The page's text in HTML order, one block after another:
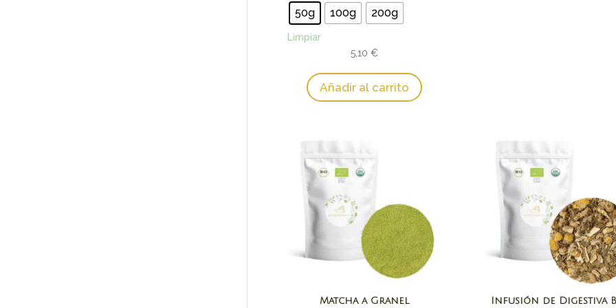
precios:
desde
50g 100g 200g
Limpiar
5,10€
Añadir al carrito
Matcha a Granel Infusión de Digestiva